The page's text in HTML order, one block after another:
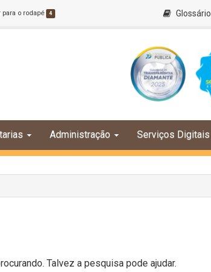
para o rodapé 4 Glossário
Administração Serviços Digitais
Talvez a pesquisa pode ajudar.